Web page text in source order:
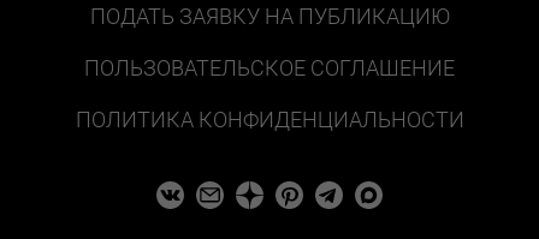
ПОДАТЬ ЗАЯВКУ НА ПУБЛИКАЦИЮ
ПОЛЬЗОВАТЕЛЬСКОЕ СОГЛАШЕНИЕ
ПОЛИТИКА КОНФИДЕНЦИАЛЬНОСТИ